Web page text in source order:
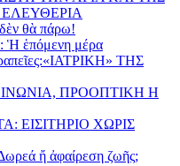
θὰ πάρω!
Ἡ ἑπόμενη μέρα
«ΙΑΤΡΙΚΗ» ΤΗΣ
ΠΡΟΟΠΤΙΚΗ Η
ΕΙΣΙΤΗΡΙΟ ΧΩΡΙΣ
ἤ ἀφαίρεση ζωῆς;